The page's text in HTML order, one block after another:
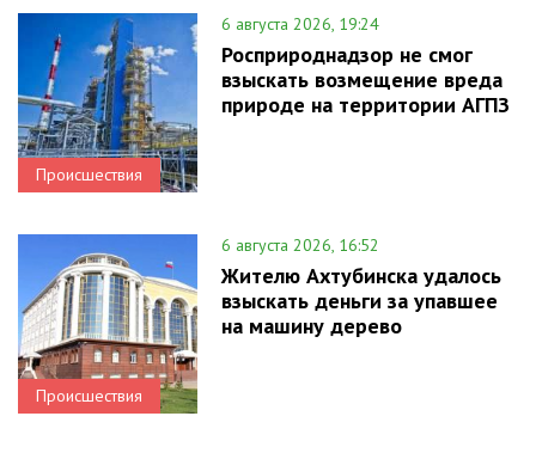
Происшествия
6 августа 2026, 19:24
Росприроднадзор не смог
взыскать возмещение вреда
природе на территории АГПЗ
Происшествия
6 августа 2026, 16:52
Жителю Ахтубинска удалось
взыскать деньги за упавшее
на машину дерево